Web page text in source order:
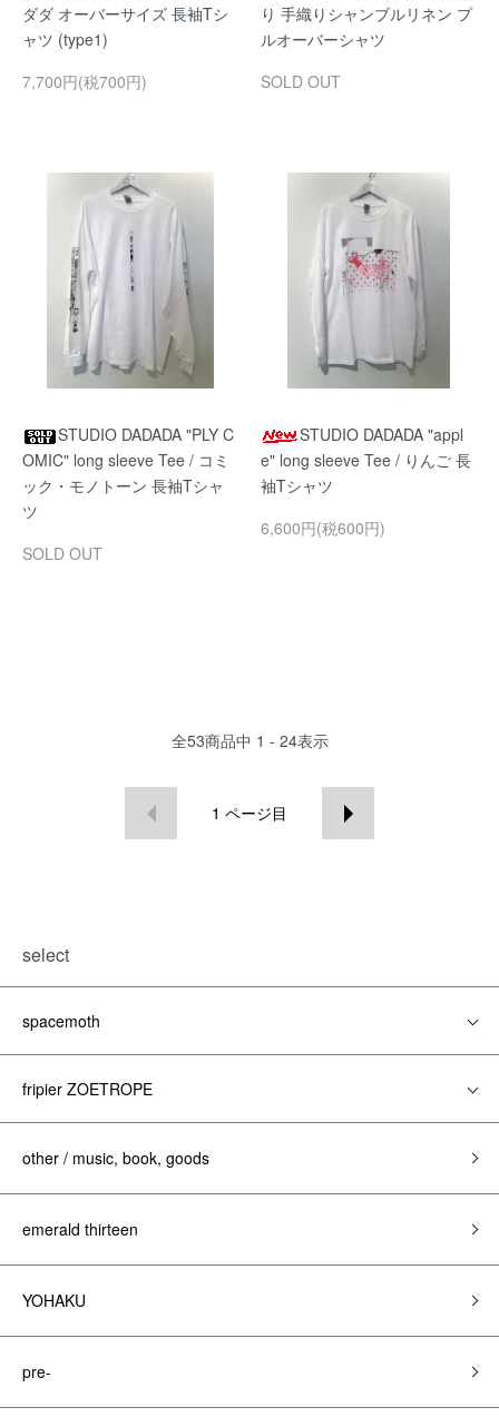
ダダ オーバーサイズ 長袖Tシ
ャツ (type1)
7,700円(税700円)
り 手織りシャンブルリネン プ
ルオーバーシャツ
SOLD OUT
STUDIO DADADA "PLY C
OMIC" long sleeve Tee / コミ
ック・モノトーン 長袖Tシャ
ツ
SOLD OUT
STUDIO DADADA "appl
e" long sleeve Tee / りんご 長
袖Tシャツ
6,600円(税600円)
全53商品中 1 - 24表示
1 ページ目
select
spacemoth
fripier ZOETROPE
other / music, book, goods
emerald thirteen
YOHAKU
pre-